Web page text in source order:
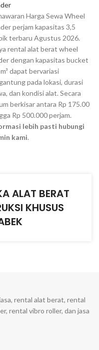
Harga Sewa Wheel
perjam kapasitas 3,5
terbaru Agustus 2026.
rental alat berat wheel
dengan kapasitas bucket
dapat bervariasi
pada lokasi, durasi
dan kondisi alat. Secara
berkisar antara Rp 175.00
Rp 500.000 perjam.
lebih pasti hubungi
kami.
ALAT BERAT
KHUSUS
rental alat berat, rental
rental vibro roller, dan jasa